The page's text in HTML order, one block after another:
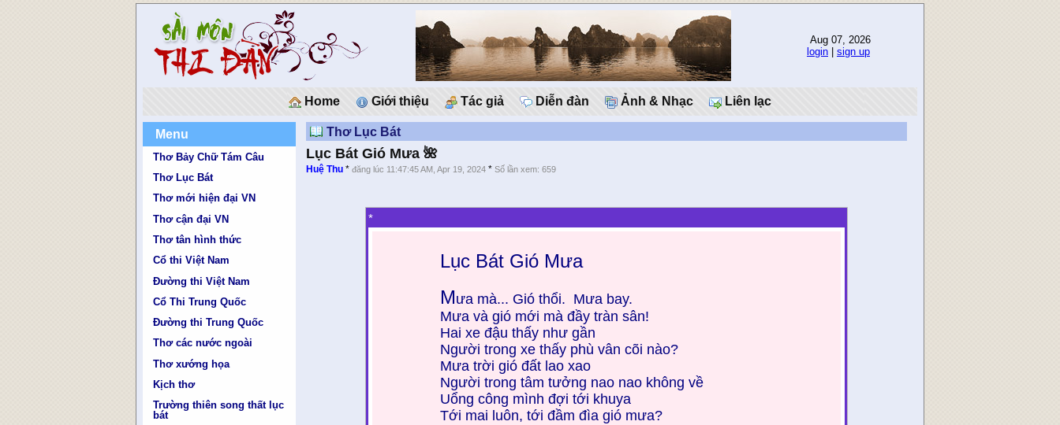
Aug 07, 2026
login
sign up
Home Giới thiệu Tác giả Diễn đàn Ảnh & Nhạc Liên lạc
Menu
Thơ Bảy Chữ Tám Câu
Thơ Lục Bát
Thơ mới hiện đại VN
Thơ cận đại VN
Thơ tân hình thức
Cổ thi Việt Nam
Đường thi Việt Nam
Cổ Thi Trung Quốc
Đường thi Trung Quốc
Thơ các nước ngoài
Thơ xướng họa
Kịch thơ
Trường thiên song thất lục
bát
Thơ Lục Bát
Lục Bát Gió Mưa 🌺
Huệ Thu *đăng lúc 11:47:45 AM, Apr 19, 2024 *Số lần xem: 659
*
Lục Bát Gió Mưa
Mưa mà... Gió thổi. Mưa bay.
Mưa và gió mới mà đầy tràn sân!
Hai xe đậu thấy như gần
Người trong xe thấy phù vân cõi nào?
Mưa trời gió đất lao xao
Người trong tâm tưởng nao nao không về
Uổng công mình đợi tới khuya
Tới mai luôn, tới đầm đìa gió mưa?